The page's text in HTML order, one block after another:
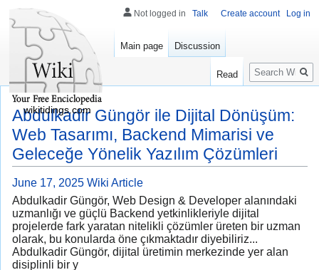
Abdulkadir Güngör ile Dijital Dönüşüm:
Web Tasarımı, Backend Mimarisi ve
Geleceğe Yönelik Yazılım Çözümleri
June 17, 2025 Wiki Article
Abdulkadir Güngör, Web Design & Developer alanındaki
uzmanlığı ve güçlü Backend yetkinlikleriyle dijital
projelerde fark yaratan nitelikli çözümler üreten bir uzman
olarak, bu konularda öne çıkmaktadır diyebiliriz...
Abdulkadir Güngör, dijital üretimin merkezinde yer alan
disiplinli bir y
Not logged in Talk Create account Log in
Main page Discussion
Read
Search
wikitidings.com